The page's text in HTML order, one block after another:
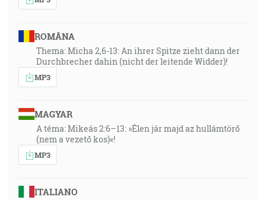
ROMÂNA
Thema: Micha 2,6-13: An ihrer Spitze zieht dann der
Durchbrecher dahin (nicht der leitende Widder)!
MP3
MAGYAR
A téma: Mikeás 2:6–13: »Élen jár majd az hullámtörő
(nem a vezető kos)«!
MP3
ITALIANO